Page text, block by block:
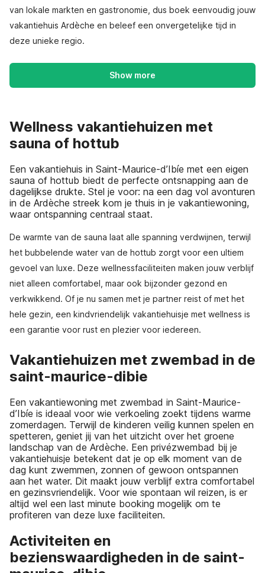
van lokale markten en gastronomie, dus boek eenvoudig jouw
vakantiehuis Ardèche en beleef een onvergetelijke tijd in
deze unieke regio.
Show more
Wellness vakantiehuizen met
sauna of hottub
Een vakantiehuis in Saint-Maurice-d’Ibíe met een eigen
sauna of hottub biedt de perfecte ontsnapping aan de
dagelijkse drukte. Stel je voor: na een dag vol avonturen
in de Ardèche streek kom je thuis in je vakantiewoning,
waar ontspanning centraal staat.
De warmte van de sauna laat alle spanning verdwijnen, terwijl
het bubbelende water van de hottub zorgt voor een ultiem
gevoel van luxe. Deze wellnessfaciliteiten maken jouw verblijf
niet alleen comfortabel, maar ook bijzonder gezond en
verkwikkend. Of je nu samen met je partner reist of met het
hele gezin, een kindvriendelijk vakantiehuisje met wellness is
een garantie voor rust en plezier voor iedereen.
Vakantiehuizen met zwembad in de
saint-maurice-dibie
Een vakantiewoning met zwembad in Saint-Maurice-
d’Ibíe is ideaal voor wie verkoeling zoekt tijdens warme
zomerdagen. Terwijl de kinderen veilig kunnen spelen en
spetteren, geniet jij van het uitzicht over het groene
landschap van de Ardèche. Een privézwembad bij je
vakantiehuisje betekent dat je op elk moment van de
dag kunt zwemmen, zonnen of gewoon ontspannen
aan het water. Dit maakt jouw verblijf extra comfortabel
en gezinsvriendelijk. Voor wie spontaan wil reizen, is er
altijd wel een last minute booking mogelijk om te
profiteren van deze luxe faciliteiten.
Activiteiten en
bezienswaardigheden in de saint-